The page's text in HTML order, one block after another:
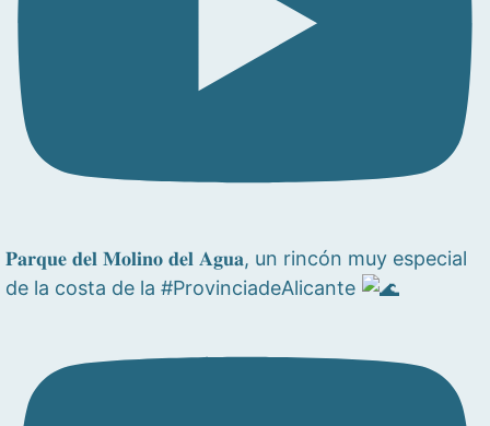
𝐏𝐚𝐫𝐪𝐮𝐞 𝐝𝐞𝐥 𝐌𝐨𝐥𝐢𝐧𝐨 𝐝𝐞𝐥 𝐀𝐠𝐮𝐚, un rincón muy especial
de la costa de la #ProvinciadeAlicante